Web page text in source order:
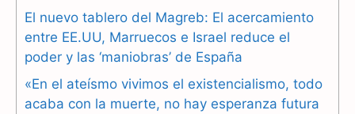
o
o
k
r
a
m
A
p
p
El nuevo tablero del Magreb: El acercamiento
entre EE.UU, Marruecos e Israel reduce el
poder y las ‘maniobras’ de España
«En el ateísmo vivimos el existencialismo, todo
acaba con la muerte, no hay esperanza futura